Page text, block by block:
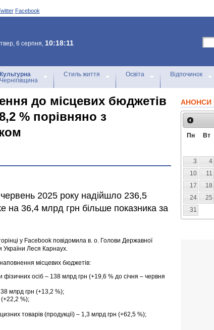
Facebook
6 серпня, 10:18:11
Культурна
Чернігівщина
Стиль життя Освіта Відпочинок
до місцевих бюджетів
% порівняно з
2025 року надійшло 236,5
36,4 млрд грн більше показника за
у Facebook повідомила в. о. Голови Державної
України Леся Карнаух.
місцевих бюджетів:
фізичних осіб – 138 млрд грн (+19,6 % до січня – червня
млрд грн (+13,2 %);
(+22,2 %);
товарiв (продукцiї) – 1,3 млрд грн (+62,5 %);
АНОНСИ
Пн Вт
3
4
10
11
17
18
24
25
31